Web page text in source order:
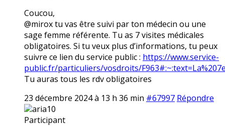
Coucou,
@mirox tu vas être suivi par ton médecin ou une
sage femme référente. Tu as 7 visites médicales
obligatoires. Si tu veux plus d’informations, tu peux
suivre ce lien du service public : https://www.service-
public.fr/particuliers/vosdroits/
Tu auras tous les rdv obligatoires
23 décembre 2024 à 13 h 36 min #67997 Répondre
aria10
Participant